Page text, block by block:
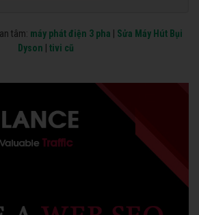
tâm: máy phát điện 3 pha
Sửa Máy Hút Bụi
Dyson
tivi cũ